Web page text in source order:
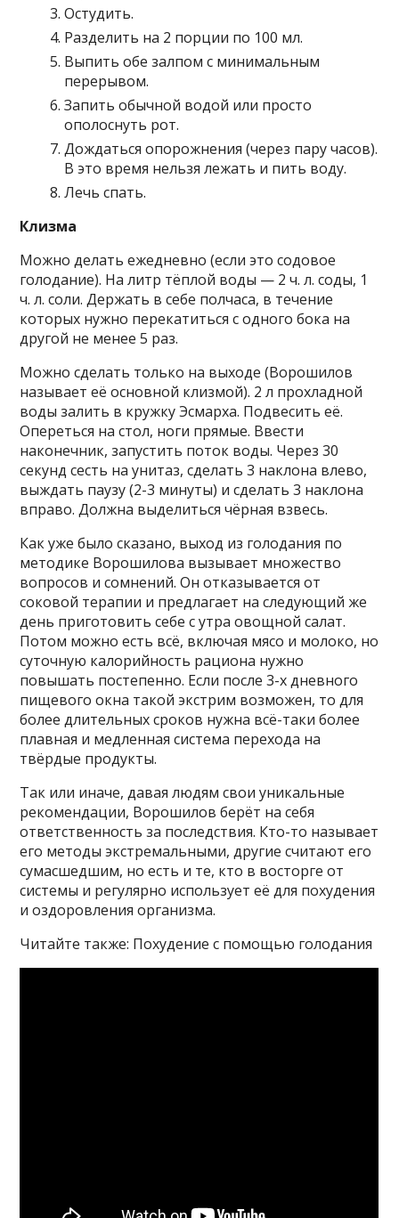
Остудить.
Разделить на 2 порции по 100 мл.
Выпить обе залпом с минимальным
перерывом.
Запить обычной водой или просто
ополоснуть рот.
Дождаться опорожнения (через пару часов).
В это время нельзя лежать и пить воду.
Лечь спать.
Клизма
Можно делать ежедневно (если это содовое
голодание). На литр тёплой воды — 2 ч. л. соды, 1
ч. л. соли. Держать в себе полчаса, в течение
которых нужно перекатиться с одного бока на
другой не менее 5 раз.
Можно сделать только на выходе (Ворошилов
называет её основной клизмой). 2 л прохладной
воды залить в кружку Эсмарха. Подвесить её.
Опереться на стол, ноги прямые. Ввести
наконечник, запустить поток воды. Через 30
секунд сесть на унитаз, сделать 3 наклона влево,
выждать паузу (2-3 минуты) и сделать 3 наклона
вправо. Должна выделиться чёрная взвесь.
Как уже было сказано, выход из голодания по
методике Ворошилова вызывает множество
вопросов и сомнений. Он отказывается от
соковой терапии и предлагает на следующий же
день приготовить себе с утра овощной салат.
Потом можно есть всё, включая мясо и молоко, но
суточную калорийность рациона нужно
повышать постепенно. Если после 3-х дневного
пищевого окна такой экстрим возможен, то для
более длительных сроков нужна всё-таки более
плавная и медленная система перехода на
твёрдые продукты.
Так или иначе, давая людям свои уникальные
рекомендации, Ворошилов берёт на себя
ответственность за последствия. Кто-то называет
его методы экстремальными, другие считают его
сумасшедшим, но есть и те, кто в восторге от
системы и регулярно использует её для похудения
и оздоровления организма.
Читайте также: Похудение с помощью голодания